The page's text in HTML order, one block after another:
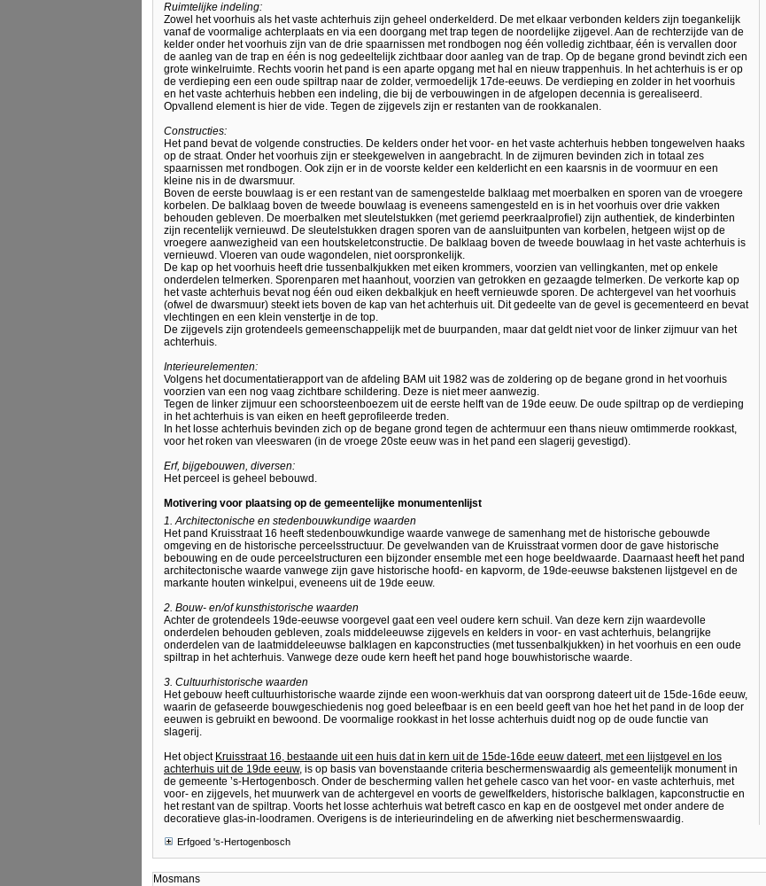
Ruimtelijke indeling:
Zowel het voorhuis als het vaste achterhuis zijn geheel onderkelderd. De met elkaar verbonden kelders zijn toegankelijk
vanaf de voormalige achterplaats en via een doorgang met trap tegen de noordelijke zijgevel. Aan de rechterzijde van de
kelder onder het voorhuis zijn van de drie spaarnissen met rondbogen nog één volledig zichtbaar, één is vervallen door
de aanleg van de trap en één is nog gedeeltelijk zichtbaar door aanleg van de trap. Op de begane grond bevindt zich een
grote winkelruimte. Rechts voorin het pand is een aparte opgang met hal en nieuw trappenhuis. In het achterhuis is er op
de verdieping een een oude spiltrap naar de zolder, vermoedelijk 17de-eeuws. De verdieping en zolder in het voorhuis
en het vaste achterhuis hebben een indeling, die bij de verbouwingen in de afgelopen decennia is gerealiseerd.
Opvallend element is hier de vide. Tegen de zijgevels zijn er restanten van de rookkanalen.
Constructies:
Het pand bevat de volgende constructies. De kelders onder het voor- en het vaste achterhuis hebben tongewelven haaks
op de straat. Onder het voorhuis zijn er steekgewelven in aangebracht. In de zijmuren bevinden zich in totaal zes
spaarnissen met rondbogen. Ook zijn er in de voorste kelder een kelderlicht en een kaarsnis in de voormuur en een
kleine nis in de dwarsmuur.
Boven de eerste bouwlaag is er een restant van de samengestelde balklaag met moerbalken en sporen van de vroegere
korbelen. De balklaag boven de tweede bouwlaag is eveneens samengesteld en is in het voorhuis over drie vakken
behouden gebleven. De moerbalken met sleutelstukken (met geriemd peerkraalprofiel) zijn authentiek, de kinderbinten
zijn recentelijk vernieuwd. De sleutelstukken dragen sporen van de aansluitpunten van korbelen, hetgeen wijst op de
vroegere aanwezigheid van een houtskeletconstructie. De balklaag boven de tweede bouwlaag in het vaste achterhuis is
vernieuwd. Vloeren van oude wagondelen, niet oorspronkelijk.
De kap op het voorhuis heeft drie tussenbalkjukken met eiken krommers, voorzien van vellingkanten, met op enkele
onderdelen telmerken. Sporenparen met haanhout, voorzien van getrokken en gezaagde telmerken. De verkorte kap op
het vaste achterhuis bevat nog één oud eiken dekbalkjuk en heeft vernieuwde sporen. De achtergevel van het voorhuis
(ofwel de dwarsmuur) steekt iets boven de kap van het achterhuis uit. Dit gedeelte van de gevel is gecementeerd en bevat
vlechtingen en een klein venstertje in de top.
De zijgevels zijn grotendeels gemeenschappelijk met de buurpanden, maar dat geldt niet voor de linker zijmuur van het
achterhuis.
Interieurelementen:
Volgens het documentatierapport van de afdeling BAM uit 1982 was de zoldering op de begane grond in het voorhuis
voorzien van een nog vaag zichtbare schildering. Deze is niet meer aanwezig.
Tegen de linker zijmuur een schoorsteenboezem uit de eerste helft van de 19de eeuw. De oude spiltrap op de verdieping
in het achterhuis is van eiken en heeft geprofileerde treden.
In het losse achterhuis bevinden zich op de begane grond tegen de achtermuur een thans nieuw omtimmerde rookkast,
voor het roken van vleeswaren (in de vroege 20ste eeuw was in het pand een slagerij gevestigd).
Erf, bijgebouwen, diversen:
Het perceel is geheel bebouwd.
Motivering voor plaatsing op de gemeentelijke monumentenlijst
1. Architectonische en stedenbouwkundige waarden
Het pand Kruisstraat 16 heeft stedenbouwkundige waarde vanwege de samenhang met de historische gebouwde
omgeving en de historische perceelsstructuur. De gevelwanden van de Kruisstraat vormen door de gave historische
bebouwing en de oude perceelstructuren een bijzonder ensemble met een hoge beeldwaarde. Daarnaast heeft het pand
architectonische waarde vanwege zijn gave historische hoofd- en kapvorm, de 19de-eeuwse bakstenen lijstgevel en de
markante houten winkelpui, eveneens uit de 19de eeuw.
2. Bouw- en/of kunsthistorische waarden
Achter de grotendeels 19de-eeuwse voorgevel gaat een veel oudere kern schuil. Van deze kern zijn waardevolle
onderdelen behouden gebleven, zoals middeleeuwse zijgevels en kelders in voor- en vast achterhuis, belangrijke
onderdelen van de laatmiddeleeuwse balklagen en kapconstructies (met tussenbalkjukken) in het voorhuis en een oude
spiltrap in het achterhuis. Vanwege deze oude kern heeft het pand hoge bouwhistorische waarde.
3. Cultuurhistorische waarden
Het gebouw heeft cultuurhistorische waarde zijnde een woon-werkhuis dat van oorsprong dateert uit de 15de-16de eeuw,
waarin de gefaseerde bouwgeschiedenis nog goed beleefbaar is en een beeld geeft van hoe het het pand in de loop der
eeuwen is gebruikt en bewoond. De voormalige rookkast in het losse achterhuis duidt nog op de oude functie van
slagerij.
Het object Kruisstraat 16, bestaande uit een huis dat in kern uit de 15de-16de eeuw dateert, met een lijstgevel en los
achterhuis uit de 19de eeuw, is op basis van bovenstaande criteria beschermenswaardig als gemeentelijk monument in
de gemeente ’s-Hertogenbosch. Onder de bescherming vallen het gehele casco van het voor- en vaste achterhuis, met
voor- en zijgevels, het muurwerk van de achtergevel en voorts de gewelfkelders, historische balklagen, kapconstructie en
het restant van de spiltrap. Voorts het losse achterhuis wat betreft casco en kap en de oostgevel met onder andere de
decoratieve glas-in-loodramen. Overigens is de interieurindeling en de afwerking niet beschermenswaardig.
Erfgoed 's-Hertogenbosch
Mosmans